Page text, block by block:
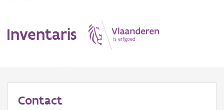
Inventaris
Contact